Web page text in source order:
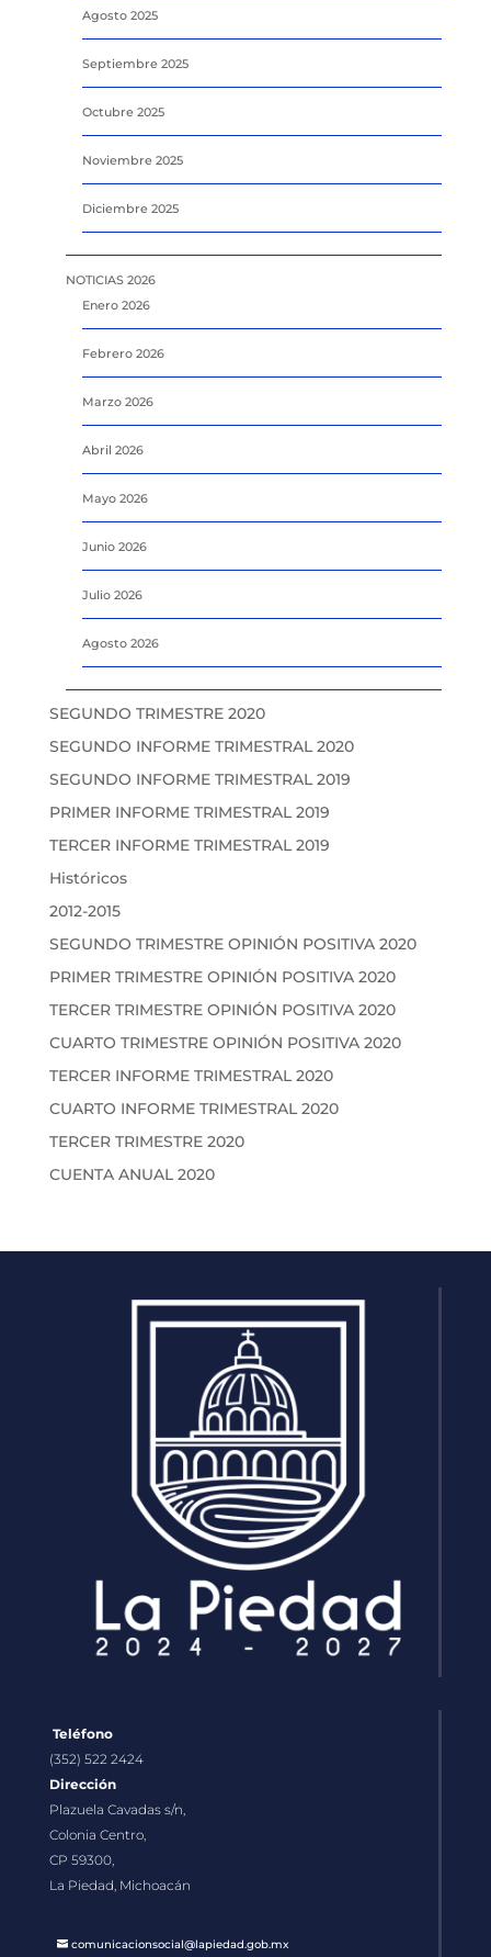
Agosto 2025
Septiembre 2025
Octubre 2025
Noviembre 2025
Diciembre 2025
NOTICIAS 2026
Enero 2026
Febrero 2026
Marzo 2026
Abril 2026
Mayo 2026
Junio 2026
Julio 2026
Agosto 2026
SEGUNDO TRIMESTRE 2020
SEGUNDO INFORME TRIMESTRAL 2020
SEGUNDO INFORME TRIMESTRAL 2019
PRIMER INFORME TRIMESTRAL 2019
TERCER INFORME TRIMESTRAL 2019
Históricos
2012-2015
SEGUNDO TRIMESTRE OPINIÓN POSITIVA 2020
PRIMER TRIMESTRE OPINIÓN POSITIVA 2020
TERCER TRIMESTRE OPINIÓN POSITIVA 2020
CUARTO TRIMESTRE OPINIÓN POSITIVA 2020
TERCER INFORME TRIMESTRAL 2020
CUARTO INFORME TRIMESTRAL 2020
TERCER TRIMESTRE 2020
CUENTA ANUAL 2020
Teléfono
(352) 522 2424
Dirección
Plazuela Cavadas s/n,
Colonia Centro,
CP 59300,
La Piedad, Michoacán
comunicacionsocial@lapiedad.gob.mx